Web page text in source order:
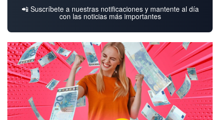
📲 Suscríbete a nuestras notificaciones y mantente al día
con las noticias más importantes